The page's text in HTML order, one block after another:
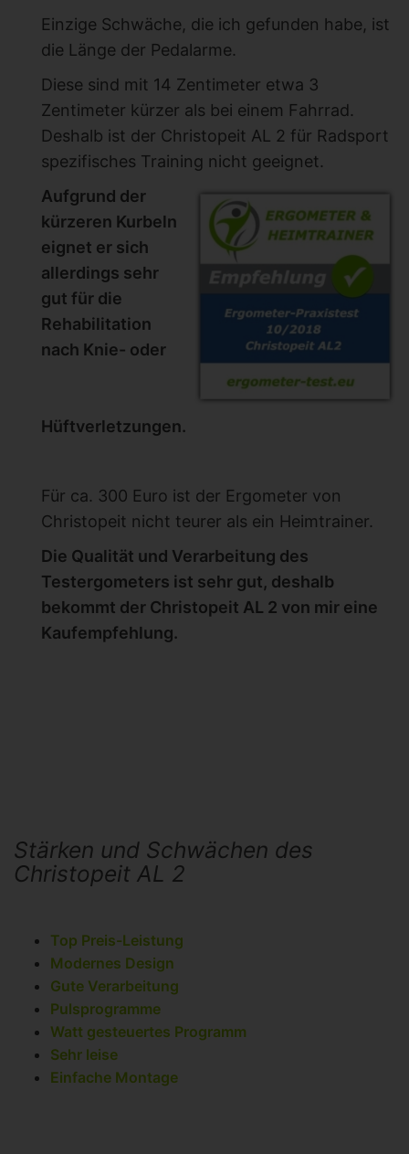
Einzige Schwäche, die ich gefunden habe, ist
die Länge der Pedalarme.
Diese sind mit 14 Zentimeter etwa 3
Zentimeter kürzer als bei einem Fahrrad.
Deshalb ist der Christopeit AL 2 für Radsport
spezifisches Training nicht geeignet.
Aufgrund der
kürzeren Kurbeln
eignet er sich
allerdings sehr
gut für die
Rehabilitation
nach Knie- oder
Hüftverletzungen.
Für ca. 300 Euro ist der Ergometer von
Christopeit nicht teurer als ein Heimtrainer.
Die Qualität und Verarbeitung des
Testergometers ist sehr gut, deshalb
bekommt der Christopeit AL 2 von mir eine
Kaufempfehlung.
Stärken und Schwächen des
Christopeit AL 2
Top Preis-Leistung
Modernes Design
Gute Verarbeitung
Pulsprogramme
Watt gesteuertes Programm
Sehr leise
Einfache Montage